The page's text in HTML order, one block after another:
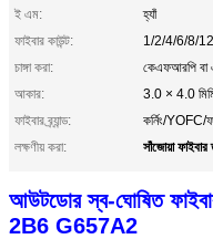
ই এম:
হ্যাঁ
ফাইবার কাউন্ট:
1/2/4/6/8/12
চাঙ্গা করা:
কেএফআরপি
আকার:
3.0 × 4.0
ফাইবার ব্র্যান্ড:
কর্নিং/YOFC/
লক্ষণীয় করা:
সাঁজোয়া ফাইবার
আউটডোর স্ব-ঘোষিত
2B6 G657A2